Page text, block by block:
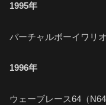
1995年
バーチャルボーイワリ
1996年
ウェーブレース64（N64